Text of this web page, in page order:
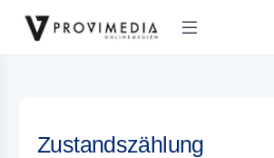
Zustandszählung